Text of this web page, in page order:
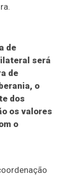
de
será
de
o
dos
os valores
o